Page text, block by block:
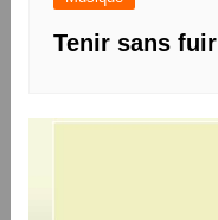
Tenir sans fuir